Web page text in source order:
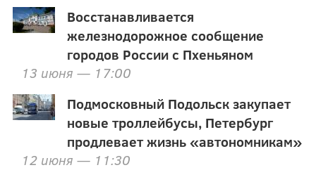
Восстанавливается
железнодорожное сообщение
городов России с Пхеньяном
13 июня — 17:00
Подмосковный Подольск закупает
новые троллейбусы, Петербург
продлевает жизнь «автономникам»
12 июня — 11:30